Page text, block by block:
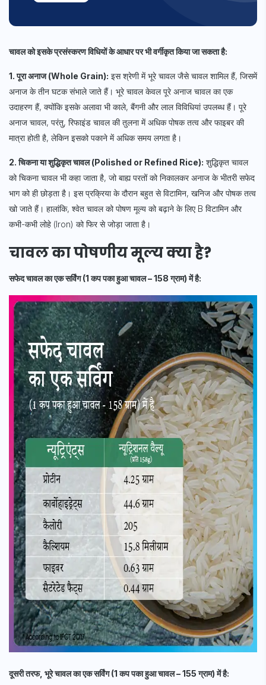
चावल को इसके प्रसंस्करण विधियों के आधार पर भी वर्गीकृत किया जा सकता है:
1. पूरा अनाज (Whole Grain): इस श्रेणी में भूरे चावल जैसे चावल शामिल हैं, जिसमें
अनाज के तीन घटक संभाले जाते हैं। भूरे चावल केवल पूरे अनाज चावल का एक
उदाहरण हैं, क्योंकि इसके अलावा भी काले, बैंगनी और लाल विविधियां उपलब्ध हैं। पूरे
अनाज चावल, परंतु, रिफाइंड चावल की तुलना में अधिक पोषक तत्व और फाइबर की
मात्रा होती है, लेकिन इसको पकाने में अधिक समय लगता है।
2. चिकना या शुद्धिकृत चावल (Polished or Refined Rice): शुद्धिकृत चावल
को चिकना चावल भी कहा जाता है, जो बाह्य परतों को निकालकर अनाज के भीतरी सफेद
भाग को ही छोड़ता है। इस प्रक्रिया के दौरान बहुत से विटामिन, खनिज और पोषक तत्व
खो जाते हैं। हालांकि, श्वेत चावल को पोषण मूल्य को बढ़ाने के लिए B विटामिन और
कभी-कभी लोहे (Iron) को फिर से जोड़ा जाता है।
चावल का पोषणीय मूल्य क्या है?
सफेद चावल का एक सर्विंग (1 कप पका हुआ चावल – 158 ग्राम) में है:
दूसरी तरफ, भूरे चावल का एक सर्विंग (1 कप पका हुआ चावल – 155 ग्राम) में है: